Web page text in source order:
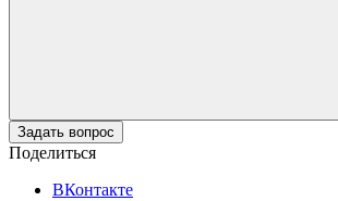
Задать вопрос
Поделиться
ВКонтакте